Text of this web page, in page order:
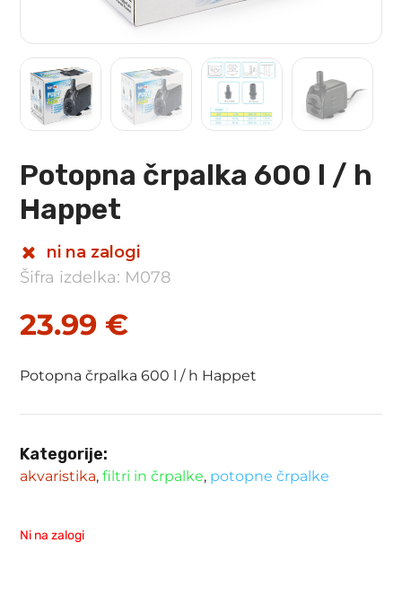
Potopna črpalka 600 l / h
Happet
ni na zalogi
Šifra izdelka: M078
23.99 €
Potopna črpalka 600 l / h Happet
Kategorije:
akvaristika,filtri in črpalke, potopne črpalke
Ni na zalogi